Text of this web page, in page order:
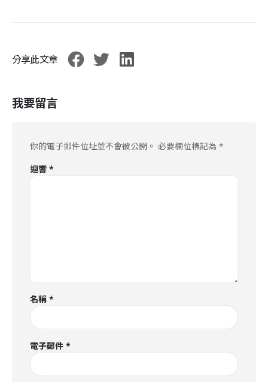
分享此文章
我要留言
你的電子郵件位址並不會被公開。 必要欄位標記為 *
迴響 *
名稱 *
電子郵件 *